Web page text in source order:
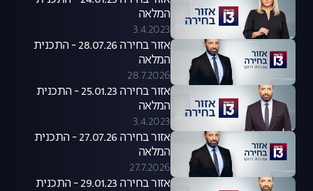
המלאה
3.4.2023
אזור בחירה 28.07.26 - התכנית
המלאה
28.7.2026
אזור בחירה 25.01.23 - התכנית
המלאה
3.4.2023
אזור בחירה 27.07.26 - התכנית
המלאה
27.7.2026
אזור בחירה 29.01.23 - התכנית